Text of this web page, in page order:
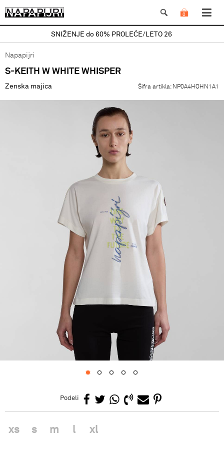
0
SNIŽENJE do 60% PROLEĆE/LETO 26
Napapijri
S-KEITH W WHITE WHISPER
Zenska majica Šifra artikla: NP0A4HOHN1A1
Podeli
xs s m l xl